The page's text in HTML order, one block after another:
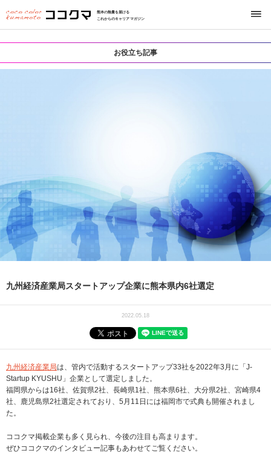
熊本の熱量を届ける
これからのキャリアマガジン
お役立ち記事
九州経済産業局スタートアップ企業に熊本県内6社選定
2022.05.18
九州経済産業局は、管内で活動するスタートアップ33社を2022年3月に「J-
Startup KYUSHU」企業として選定しました。
福岡県からは16社、佐賀県2社、長崎県1社、熊本県6社、大分県2社、宮崎県4
社、鹿児島県2社選定されており、5月11日には福岡市で式典も開催されまし
た。
ココクマ掲載企業も多く見られ、今後の注目も高まります。
ぜひココクマのインタビュー記事もあわせてご覧ください。